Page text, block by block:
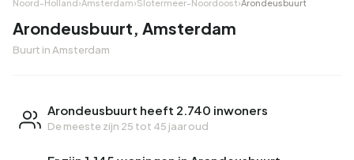
Noord-Holland›Amsterdam›Slotermeer-Noordoost›Arondeusbuurt
Arondeusbuurt, Amsterdam
Buurt in Amsterdam
Arondeusbuurt heeft 2.740 inwoners
De meeste zijn 25 tot 45 jaar oud